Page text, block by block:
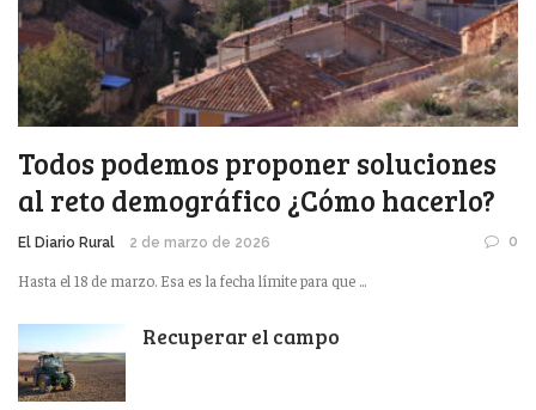
Todos podemos proponer soluciones
al reto demográfico ¿Cómo hacerlo?
El Diario Rural 2 de marzo de 2026 0
Hasta el 18 de marzo. Esa es la fecha límite para que ...
Recuperar el campo